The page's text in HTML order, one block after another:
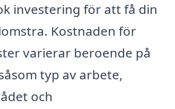
investering för att få din
Kostnaden för
varierar beroende på
typ av arbete,
och